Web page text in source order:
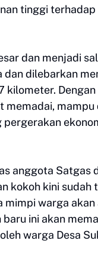
tinggi terhadap
dan menjadi
dan dilebarkan
kilometer. Dengan
memadai, mampu
anggota Satgas
kokoh kini sudah
mimpi warga akan
ini akan
warga Desa